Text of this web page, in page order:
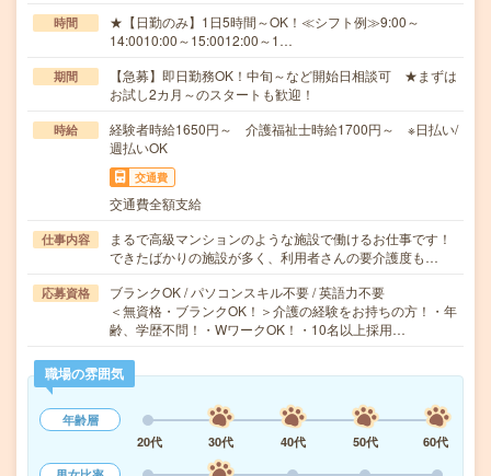
時間
★【日勤のみ】1日5時間～OK！≪シフト例≫9:00～
14:0010:00～15:0012:00～1…
期間
【急募】即日勤務OK！中旬～など開始日相談可 ★まずは
お試し2カ月～のスタートも歓迎！
時給
経験者時給1650円～ 介護福祉士時給1700円～ ※日払い/
週払いOK
交通費
交通費全額支給
仕事内容
まるで高級マンションのような施設で働けるお仕事です！
できたばかりの施設が多く、利用者さんの要介護度も…
応募資格
ブランクOK / パソコンスキル不要 / 英語力不要
＜無資格・ブランクOK！＞介護の経験をお持ちの方！・年
齢、学歴不問！・WワークOK！・10名以上採用…
職場の雰囲気
年齢層
20代
30代 40代 50代
60代